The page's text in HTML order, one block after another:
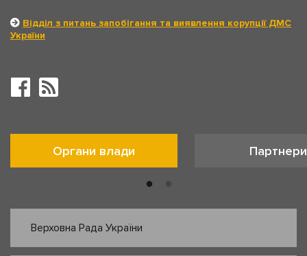
Відділ з питань запобігання та виявлення корупції ДМС
України
Органи влади Партнери
Верховна Рада України